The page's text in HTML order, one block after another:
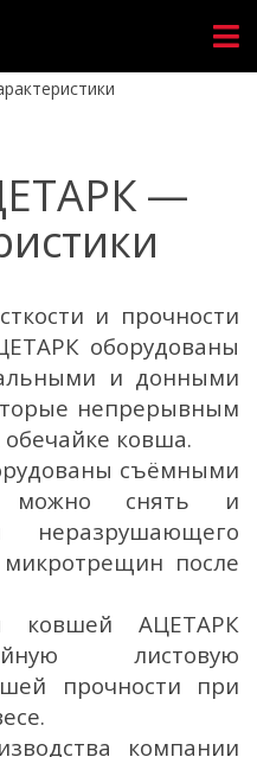
—
и прочности
оборудованы
и донными
непрерывным
ковша.
съёмными
можно снять и
неразрушающего
после
ковшей АЦЕТАРК
листовую
прочности при
компании